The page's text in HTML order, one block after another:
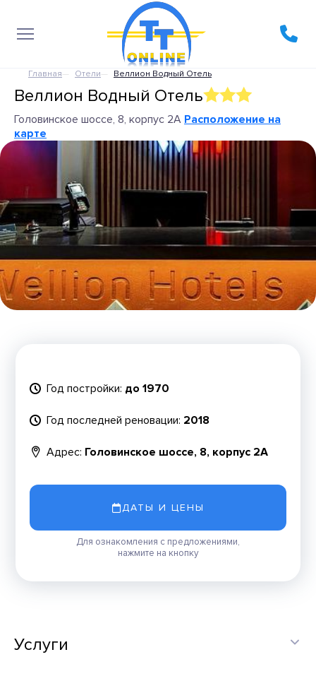
Главная Отели Веллион Водный Отель
Веллион Водный Отель
Головинское шоссе, 8, корпус 2А Расположение на
карте
Год постройки: до 1970
Год последней реновации: 2018
Адрес: Головинское шоссе, 8, корпус 2А
ДАТЫ И ЦЕНЫ
Для ознакомления с предложениями,
нажмите на кнопку
Услуги